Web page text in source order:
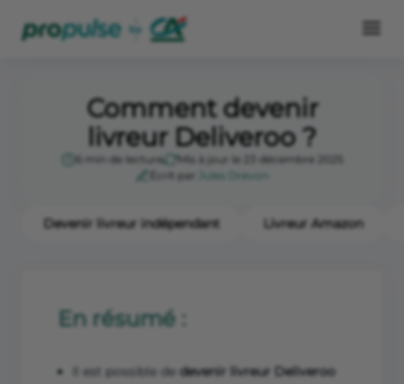
Comment devenir
livreur Deliveroo ?
6 min de lecture
Mis à jour le 23 décembre 2025
Écrit par
Jules Drevon
Devenir livreur indépendant Livreur Amazon
En résumé :
Il est possible de devenir livreur Deliveroo